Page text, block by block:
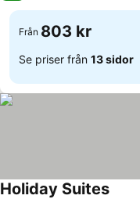
Från 803 kr
Se priser från 13 sidor
Holiday Suites